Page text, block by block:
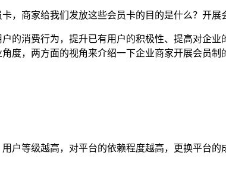
，商家给我们发放这些会员卡的目的是什么？开展
的消费行为，提升已有用户的积极性、提高对企
度，两方面的视角来介绍一下企业商家开展会员制
户等级越高，对平台的依赖程度越高，更换平台的